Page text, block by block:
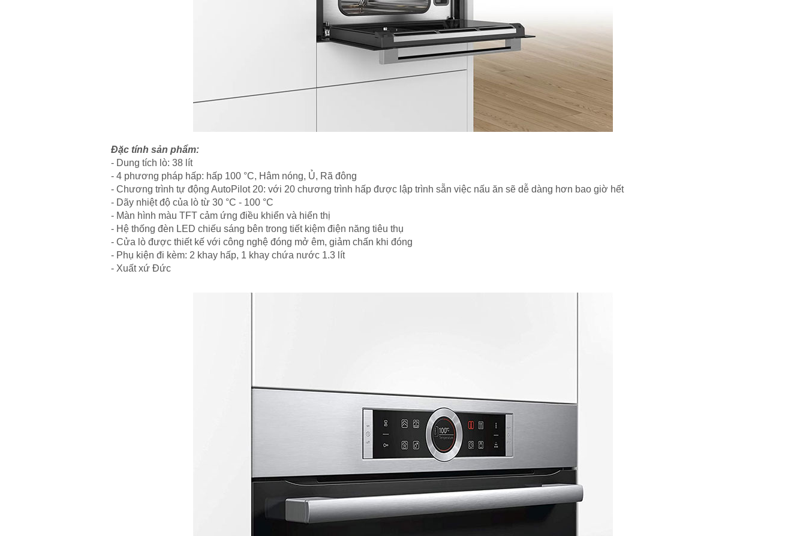
Đặc tính sản phẩm:
- Dung tích lò: 38 lít
- 4 phương pháp hấp: hấp 100 °C, Hâm nóng, Ủ, Rã đông
- Chương trình tự động AutoPilot 20: với 20 chương trình hấp được lập trình sẵn việc nấu ăn sẽ dễ dàng hơn bao giờ hết
- Dãy nhiệt độ của lò từ 30 °C - 100 °C
- Màn hình màu TFT cảm ứng điều khiển và hiển thị
- Hệ thống đèn LED chiếu sáng bên trong tiết kiệm điện năng tiêu thụ
- Cửa lò được thiết kế với công nghệ đóng mở êm, giảm chấn khi đóng
- Phụ kiện đi kèm: 2 khay hấp, 1 khay chứa nước 1.3 lít
- Xuất xứ Đức